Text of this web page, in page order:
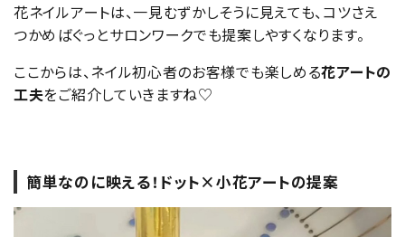
花ネイルアートは、一見むずかしそうに見えても、コツさえ
つかめばぐっとサロンワークでも提案しやすくなります。
ここからは、ネイル初心者のお客様でも楽しめる花アートの
工夫をご紹介していきますね♡
簡単なのに映える！ドット×小花アートの提案